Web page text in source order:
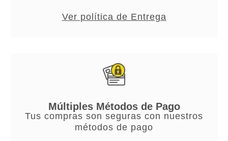
Ver política de Entrega
Múltiples Métodos de Pago
Tus compras son seguras con nuestros
métodos de pago